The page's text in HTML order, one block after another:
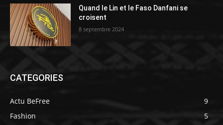
Quand le Lin et le Faso Danfani se
croisent
8 septembre 2024
CATEGORIES
Actu BeFree
9
Fashion
5